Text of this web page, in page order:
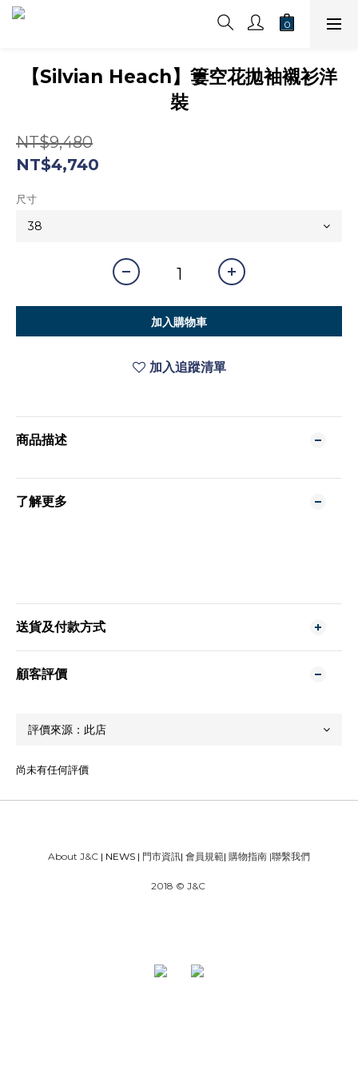
【Silvian Heach】簍空花拋袖襯衫洋
裝
NT$9,480
NT$4,740
尺寸
加入購物車
加入追蹤清單
商品描述
了解更多
送貨及付款方式
顧客評價
尚未有任何評價
About J&C | NEWS | 門市資訊| 會員規範| 購物指南 |聯繫我們
2018 © J&C